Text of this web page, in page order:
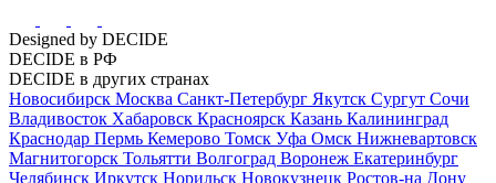
Designed by DECIDE
DECIDE в РФ
DECIDE в других странах
Новосибирск Москва Санкт-Петербург Якутск Сургут Сочи
Владивосток Хабаровск Красноярск Казань Калининград
Краснодар Пермь Кемерово Томск Уфа Омск Нижневартовск
Магнитогорск Тольятти Волгоград Воронеж Екатеринбург
Челябинск Иркутск Норильск Новокузнецк Ростов-на Дону